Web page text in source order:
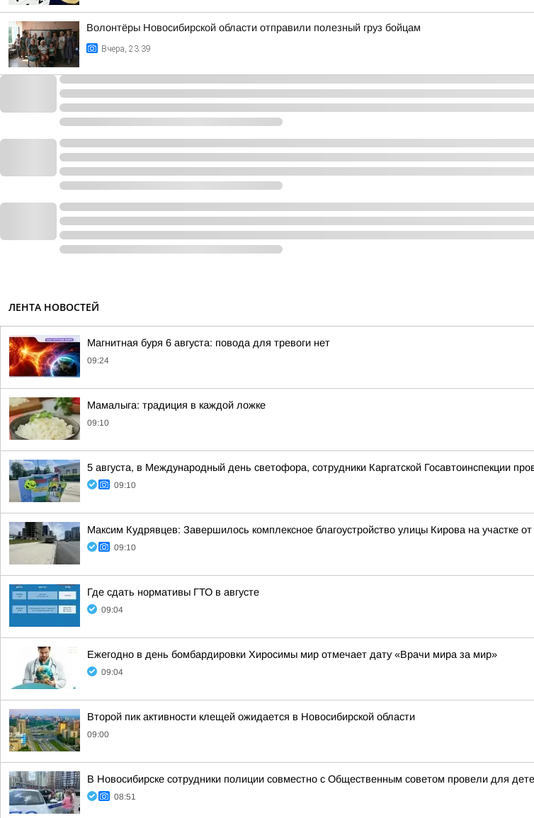
Волонтёры Новосибирской области отправили полезный груз бойцам
Вчера, 23:39
ЛЕНТА НОВОСТЕЙ
Магнитная буря 6 августа: повода для тревоги нет
09:24
Мамалыга: традиция в каждой ложке
09:10
5 августа, в Международный день светофора, сотрудники Каргатской Госавтоинспекции
09:10
Максим Кудрявцев: Завершилось комплексное благоустройство улицы Кирова на участке
09:10
Где сдать нормативы ГТО в августе
09:04
Ежегодно в день бомбардировки Хиросимы мир отмечает дату «Врачи мира за мир»
09:04
Второй пик активности клещей ожидается в Новосибирской области
09:00
В Новосибирске сотрудники полиции совместно с Общественным советом провели для
08:51